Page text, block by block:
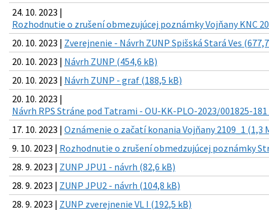
24. 10. 2023 |
Rozhodnutie o zrušení obmezujúcej poznámky Vojňany KNC
20. 10. 2023 | Zverejnenie - Návrh ZUNP Spišská Stará Ves
20. 10. 2023 | Návrh ZUNP (454,6 kB)
20. 10. 2023 | Návrh ZUNP - graf (188,5 kB)
20. 10. 2023 |
Návrh RPS Stráne pod Tatrami - OU-KK-PLO-2023/001825-181
17. 10. 2023 | Oznámenie o začatí konania Vojňany 2109_1 (1,3
9. 10. 2023 | Rozhodnutie o zrušení obmedzujúcej poznámky
28. 9. 2023 | ZUNP JPU1 - návrh (82,6 kB)
28. 9. 2023 | ZUNP JPU2 - návrh (104,8 kB)
28. 9. 2023 | ZUNP zverejnenie VL I (192,5 kB)